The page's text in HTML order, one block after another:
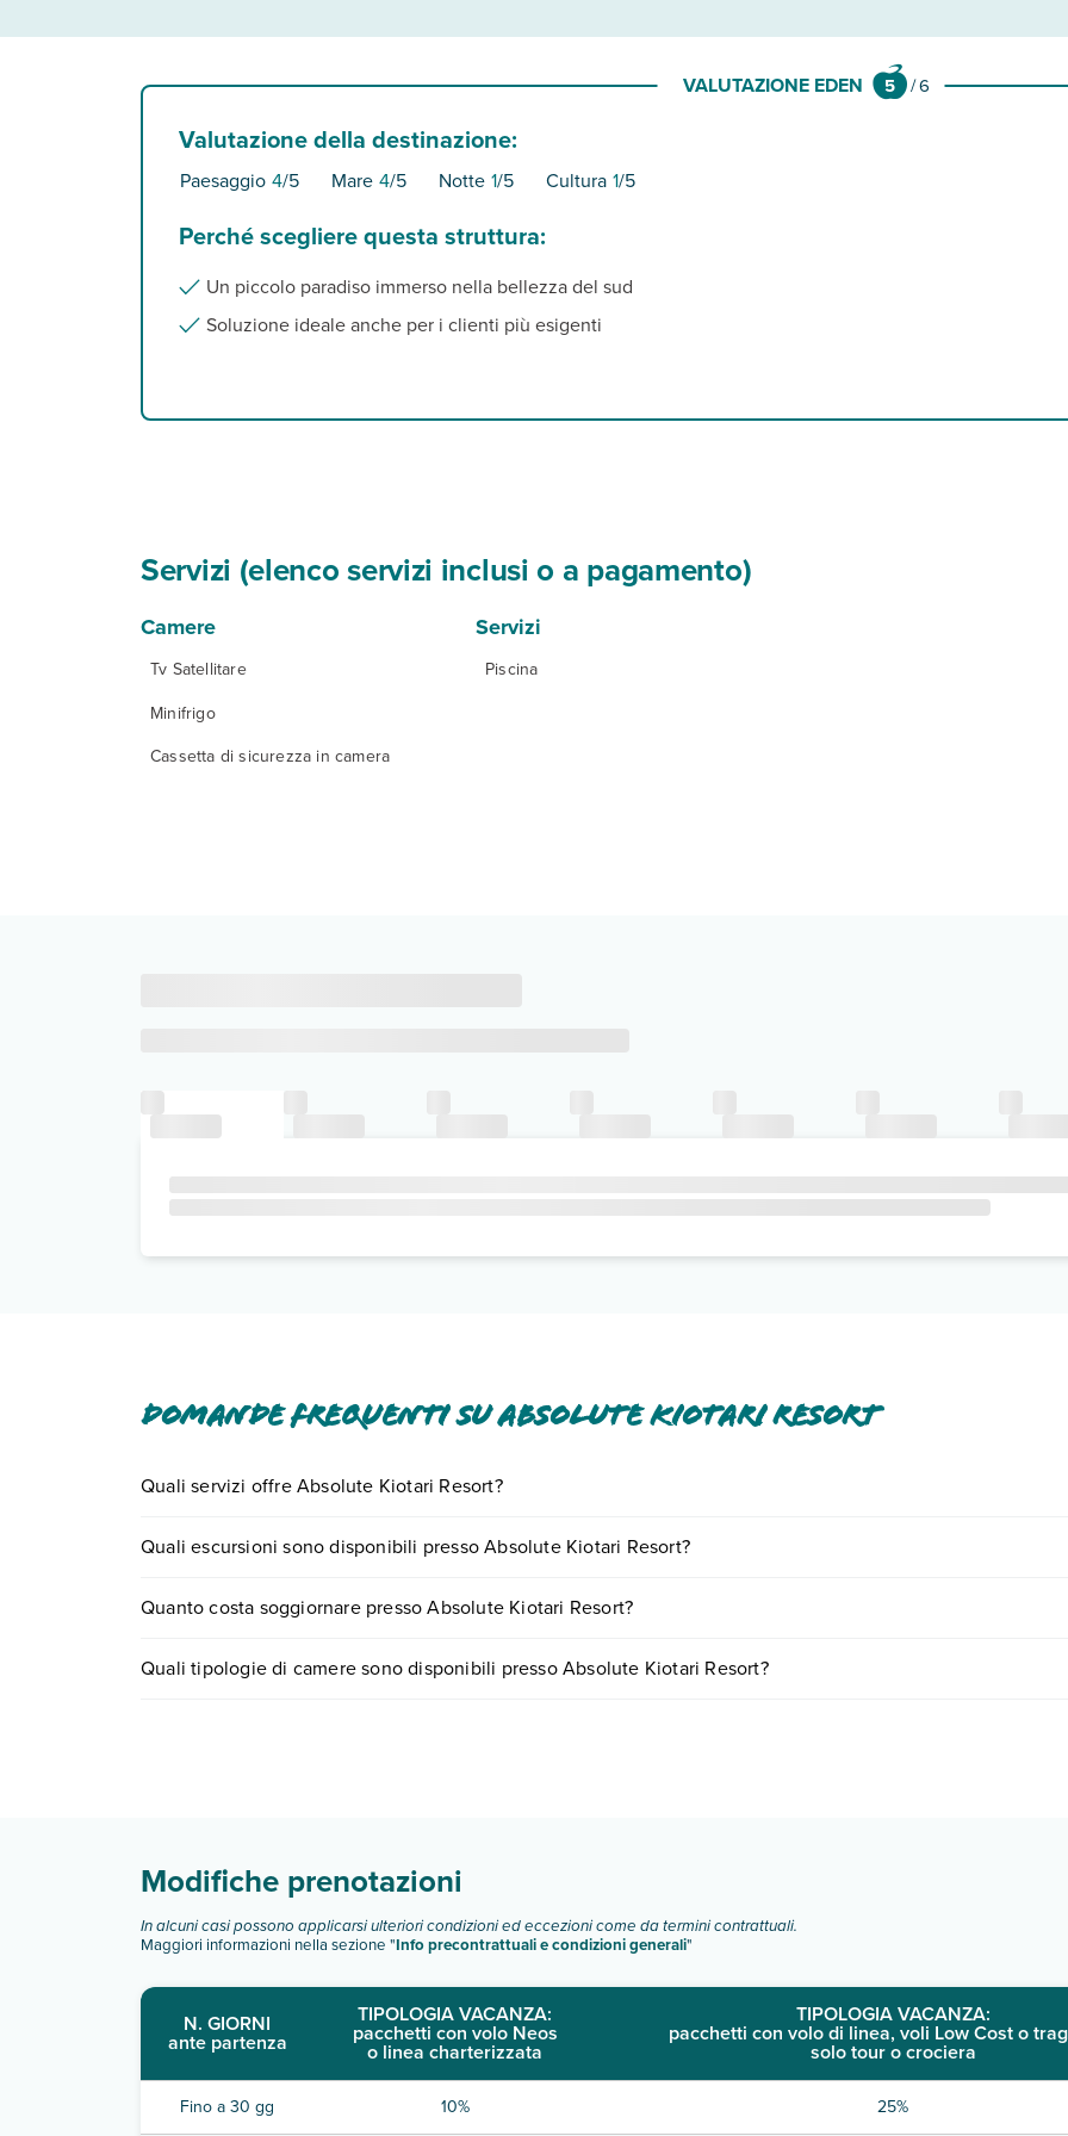
VALUTAZIONE EDEN 5 /6
Valutazione della destinazione:
Paesaggio 4/5 Mare 4/5 Notte 1/5 Cultura 1/5
Perché scegliere questa struttura:
Un piccolo paradiso immerso nella bellezza del sud
Soluzione ideale anche per i clienti più esigenti
Servizi (elenco servizi inclusi o a pagamento)
Camere
Tv Satellitare
Minifrigo
Cassetta di sicurezza in camera
Servizi
Piscina
Domande frequenti su Absolute Kiotari Resort
Quali servizi offre Absolute Kiotari Resort?
Scopri tutti i dettagli nel paragrafo dedicato "Info e descrizione".
Quali escursioni sono disponibili presso Absolute Kiotari Resort?
0721.17231 oprenotando un appuntamento.
Quanto costa soggiornare presso Absolute Kiotari Resort?
quando partire.
Quali tipologie di camere sono disponibili presso Absolute Kiotari Resort?
Modifiche prenotazioni
In alcuni casi possono applicarsi ulteriori condizioni ed eccezioni come da termini contrattuali.
Maggiori informazioni nella sezione "Info precontrattuali e condizioni generali"
N. GIORNI
ante partenza
TIPOLOGIA VACANZA:
pacchetti con volo Neos
o linea charterizzata
TIPOLOGIA VACANZA:
pacchetti con volo di linea, voli Low Cost o
solo tour o crociera
Fino a 30 gg 10% 25%